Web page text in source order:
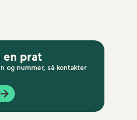
en prat
og nummer, så kontakter